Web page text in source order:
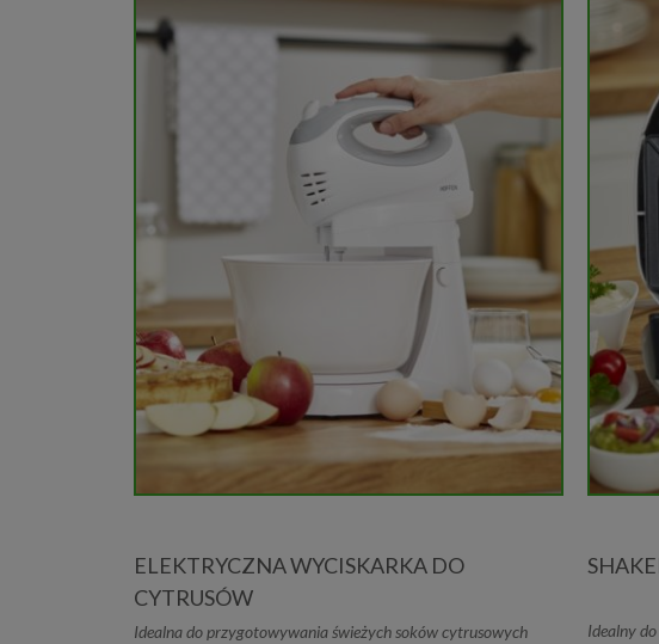
ELEKTRYCZNA WYCISKARKA DO
CYTRUSÓW
Idealna do przygotowywania świeżych soków cytrusowych Idealny